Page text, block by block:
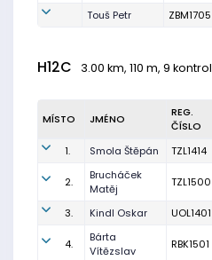
Touš Petr ZBM1705
H12C 3.00 km, 110 m, 9 kontrol
MÍSTO JMÉNO
REG.
ČÍSLO
1. Smola Štěpán TZL1414
2.
Brucháček
Matěj
TZL1500
3. Kindl Oskar UOL1401
4.
Bárta
Vítězslav
RBK1501